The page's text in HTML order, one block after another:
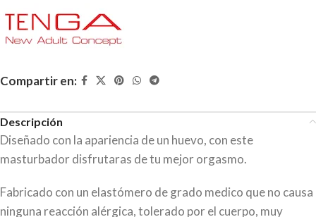
Compartir en:
Descripción
Diseñado con la apariencia de un huevo, con este
masturbador disfrutaras de tu mejor orgasmo.
Fabricado con un elastómero de grado medico que no causa
ninguna reacción alérgica, tolerado por el cuerpo, muy